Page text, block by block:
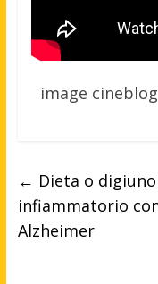
image
← Dieta o
infiammatorio
Alzheimer